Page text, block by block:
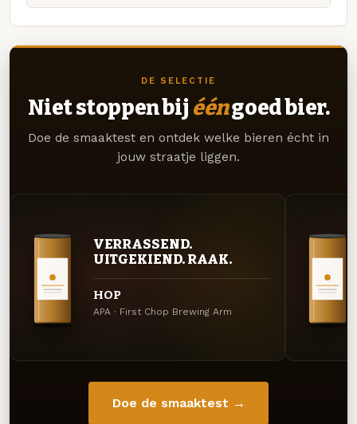
DE SELECTIE
Niet stoppen bij ééngoed bier.
Doe de smaaktest en ontdek welke bieren écht in
jouw straatje liggen.
VERRASSEND.
UITGEKIEND. RAAK.
HOP
APA · First Chop Brewing Arm
Doe de smaaktest →